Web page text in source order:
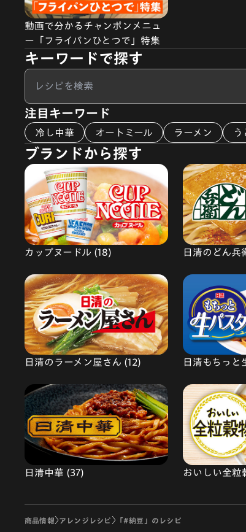
動画で分かるチャンポンメニュ
ー「フライパンひとつで」特集
キーワードで探す
注目キーワード
冷し中華 オートミール ラーメン う
ブランドから探す
カップヌードル (18) 日清のどん兵
日清のラーメン屋さん (12) 日清もちっと
日清中華 (37) おいしい全粒
商品情報 アレンジレシピ 「#納豆」のレシピ